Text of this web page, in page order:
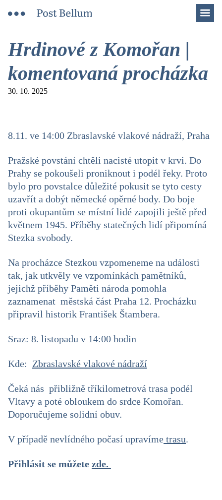
Hrdinové z Komořan |
komentovaná procházka
30. 10. 2025
8.11. ve 14:00 Zbraslavské vlakové nádraží, Praha
Pražské povstání chtěli nacisté utopit v krvi. Do
Prahy se pokoušeli proniknout i podél řeky. Proto
bylo pro povstalce důležité pokusit se tyto cesty
uzavřít a dobýt německé opěrné body. Do boje
proti okupantům se místní lidé zapojili ještě před
květnem 1945. Příběhy statečných lidí připomíná
Stezka svobody.
Na procházce Stezkou vzpomeneme na události
tak, jak utkvěly ve vzpomínkách pamětníků,
jejichž příběhy Paměti národa pomohla
zaznamenat městská část Praha 12. Procházku
připravil historik František Štambera.
Sraz: 8. listopadu v 14:00 hodin
Kde: Zbraslavské vlakové nádraží
Čeká nás přibližně tříkilometrová trasa podél
Vltavy a poté obloukem do srdce Komořan.
Doporučujeme solidní obuv.
V případě nevlídného počasí upravíme trasu.
Přihlásit se můžete zde.